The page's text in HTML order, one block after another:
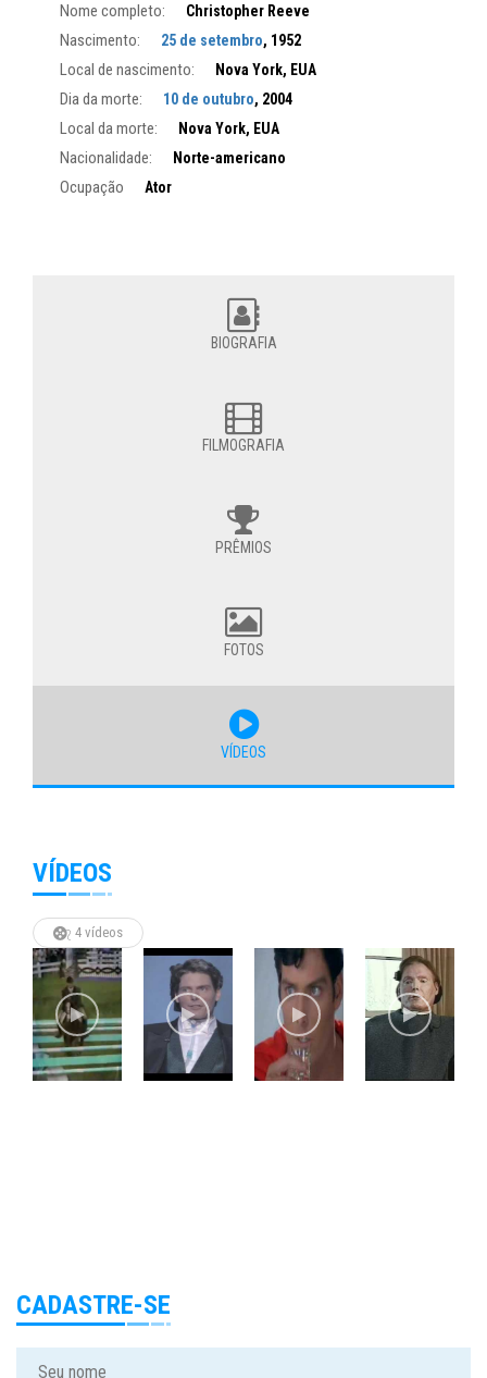
Nome completo: Christopher Reeve
Nascimento: 25 de setembro, 1952
Local de nascimento: Nova York, EUA
Dia da morte: 10 de outubro, 2004
Local da morte: Nova York, EUA
Nacionalidade: Norte-americano
Ocupação Ator
BIOGRAFIA
FILMOGRAFIA
PRÊMIOS
FOTOS
VÍDEOS
VÍDEOS
4 vídeos
CADASTRE-SE